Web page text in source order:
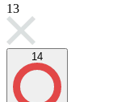
13
14